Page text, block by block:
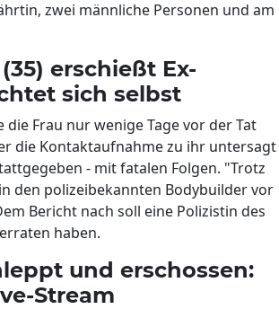
zwei männliche Personen und am
erschießt Ex-
sich selbst
Frau nur wenige Tage vor der Tat
die Kontaktaufnahme zu ihr untersagt
- mit fatalen Folgen. "Trotz
den polizeibekannten Bodybuilder vor
Bericht nach soll eine Polizistin des
haben.
und erschossen:
Stream